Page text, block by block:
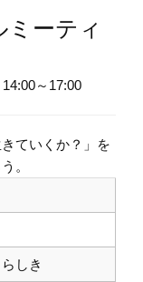
ミーティ
～17:00
ていくか？」を
。
しき